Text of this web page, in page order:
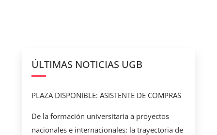
ÚLTIMAS NOTICIAS UGB
PLAZA DISPONIBLE: ASISTENTE DE COMPRAS
De la formación universitaria a proyectos
nacionales e internacionales: la trayectoria de